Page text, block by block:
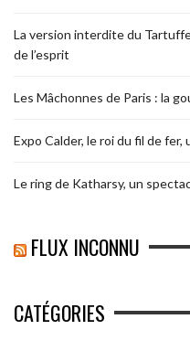
La version interdite du
de l’esprit
Les Mâchonnes de Paris : la
Expo Calder, le roi du fil de fer,
Le ring de Katharsy, un
FLUX INCONNU
CATÉGORIES